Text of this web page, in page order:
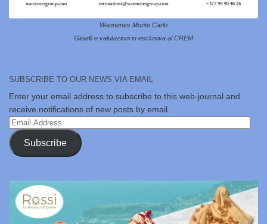
Wannenes Monte Carlo
Gioielli e valutazioni in esclusiva al CREM
SUBSCRIBE TO OUR NEWS VIA EMAIL
Enter your email address to subscribe to this web-journal and
receive notifications of new posts by email.
Email
Address
Subscribe